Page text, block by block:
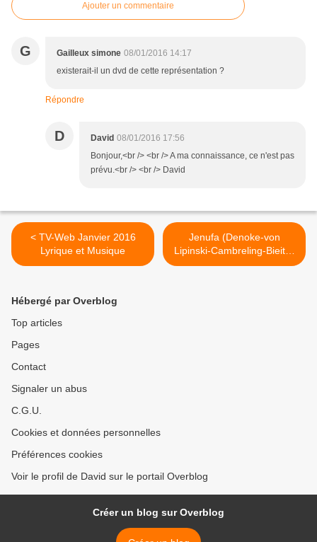
Ajouter un commentaire
G Gailleux simone 08/01/2016 14:17
existerait-il un dvd de cette représentation ?
Répondre
D David 08/01/2016 17:56
Bonjour,<br /> <br /> A ma connaissance, ce n'est pas
prévu.<br /> <br /> David
< TV-Web Janvier 2016
Lyrique et Musique
Jenufa (Denoke-von
Lipinski-Cambreling-Bieito)
Stuttgart >
Hébergé par Overblog
Top articles
Pages
Contact
Signaler un abus
C.G.U.
Cookies et données personnelles
Préférences cookies
Voir le profil de David sur le portail Overblog
Créer un blog sur Overblog